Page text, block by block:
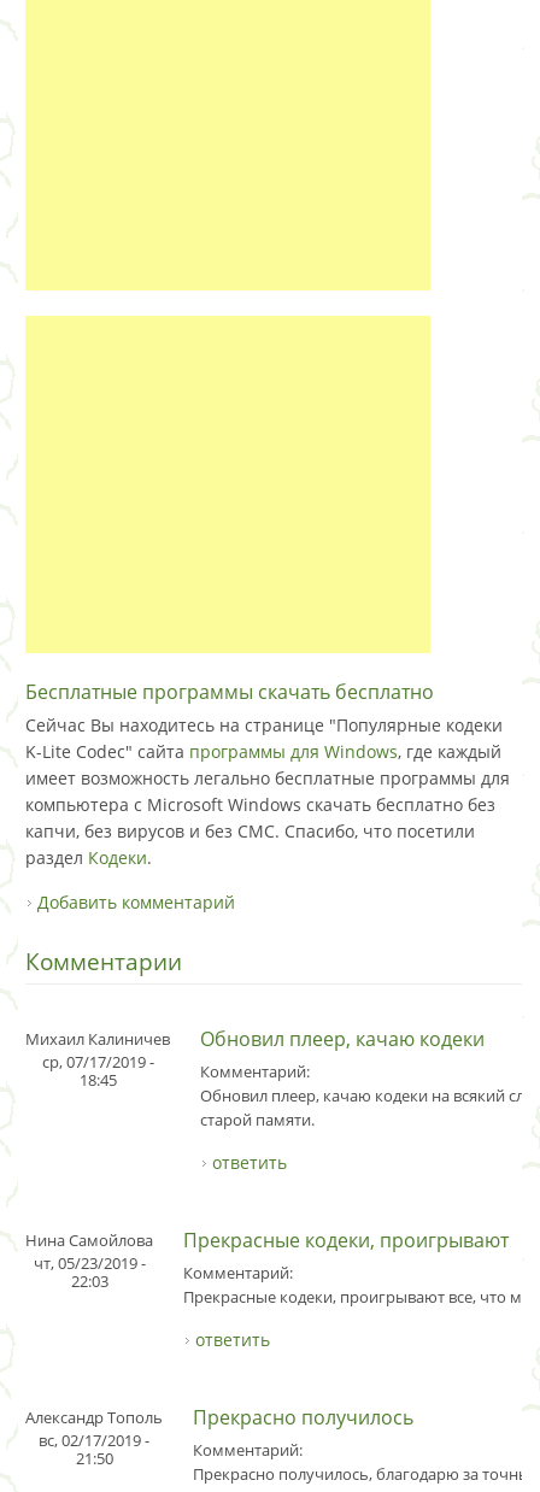
Бесплатные программы скачать бесплатно
Сейчас Вы находитесь на странице "Популярные кодеки
K-Lite Codec" сайта программы для Windows, где каждый
имеет возможность легально бесплатные программы для
компьютера с Microsoft Windows скачать бесплатно без
капчи, без вирусов и без СМС. Спасибо, что посетили
раздел Кодеки.
Добавить комментарий
Комментарии
Михаил Калиничев
ср, 07/17/2019 -
18:45
Обновил плеер, качаю кодеки
Комментарий:
Обновил плеер, качаю кодеки на всякий
старой памяти.
ответить
Нина Самойлова
чт, 05/23/2019 -
22:03
Прекрасные кодеки, проигрывают
Комментарий:
Прекрасные кодеки, проигрывают все, что
ответить
Александр Тополь
вс, 02/17/2019 -
21:50
Прекрасно получилось
Комментарий:
Прекрасно получилось, благодарю за